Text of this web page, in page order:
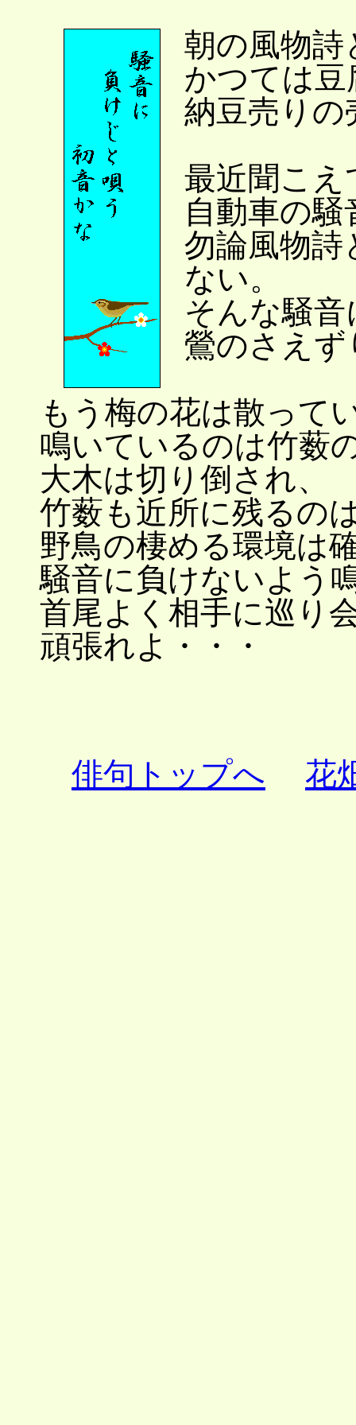
朝の風物詩
かつては
納豆売りの
最近聞こ
自動車の
勿論風物詩
ない。
そんな騒
鶯のさえ
もう梅の花は散って
鳴いているのは竹薮
大木は切り倒され、
竹薮も近所に残るの
野鳥の棲める環境は
騒音に負けないよう
首尾よく相手に巡り
頑張れよ・・・
俳句トップへ 花